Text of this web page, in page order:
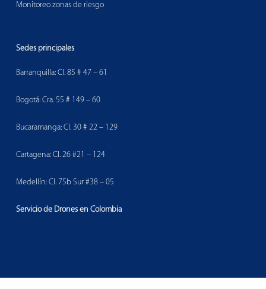
Monitoreo zonas de riesgo
Sedes principales
Barranquilla: Cl. 85 # 47 – 61
Bogotá: Cra. 55 # 149 – 60
Bucaramanga: Cl. 30 # 22 – 129
Cartagena: Cl. 26 #21 – 124
Medellín: Cl. 75b Sur #38 – 05
Servicio de Drones en Colombia